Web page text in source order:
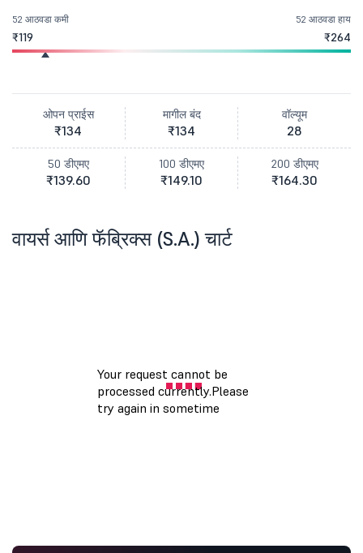
52 आठवडा कमी
₹119
52 आठवडा हाय
₹264
ओपन प्राईस
₹134
मागील बंद
₹134
वॉल्यूम
28
50 डीएमए
₹139.60
100 डीएमए
₹149.10
200 डीएमए
₹164.30
वायर्स आणि फॅब्रिक्स (S.A.) चार्ट